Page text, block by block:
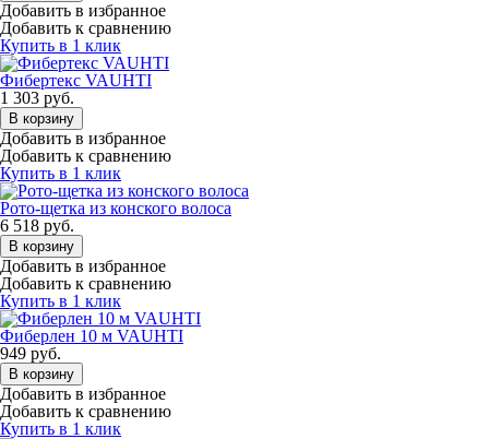
Добавить в избранное
Добавить к сравнению
Купить в 1 клик
Фибертекс VAUHTI
1 303 руб.
В корзину
Добавить в избранное
Добавить к сравнению
Купить в 1 клик
Рото-щетка из конского волоса
6 518 руб.
В корзину
Добавить в избранное
Добавить к сравнению
Купить в 1 клик
Фиберлен 10 м VAUHTI
949 руб.
В корзину
Добавить в избранное
Добавить к сравнению
Купить в 1 клик